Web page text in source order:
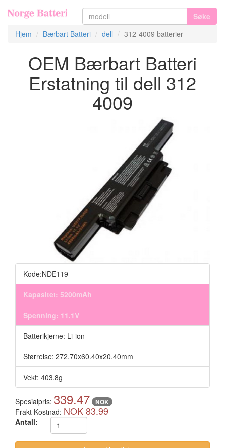
Søke
Hjem
Bærbart Batteri dell 312-4009 batterier
OEM Bærbart Batteri
Erstatning til dell 312
4009
Kode:NDE119
Kapasitet: 5200mAh
Spenning: 11.1V
Batterikjerne: Li-ion
Størrelse: 272.70x60.40x20.40mm
Vekt: 403.8g
Spesialpris: 339.47 NOK
Frakt Kostnad: NOK 83.99
Antall: